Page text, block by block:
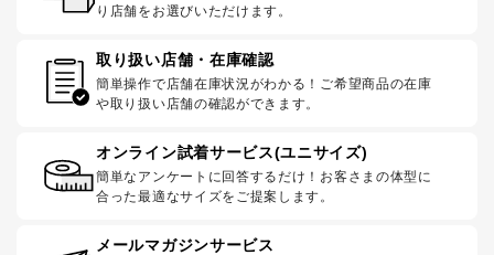
り店舗をお選びいただけます。
取り扱い店舗・在庫確認
簡単操作で店舗在庫状況がわかる！ご希望商品の在庫
や取り扱い店舗の確認ができます。
オンライン試着サービス(ユニサイズ)
簡単なアンケートに回答するだけ！お客さまの体型に
合った最適なサイズをご提案します。
メールマガジンサービス